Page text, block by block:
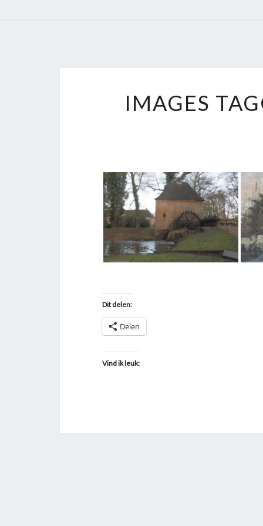
IMAGES
Dit delen:
Delen
Vind ik leuk: